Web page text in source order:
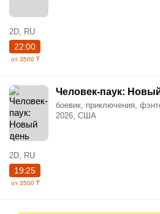
2D, RU
22:00
от 3500 ₸
Человек-паук:
боевик, приключения,
2026, США
2D, RU
19:25
от 3500 ₸